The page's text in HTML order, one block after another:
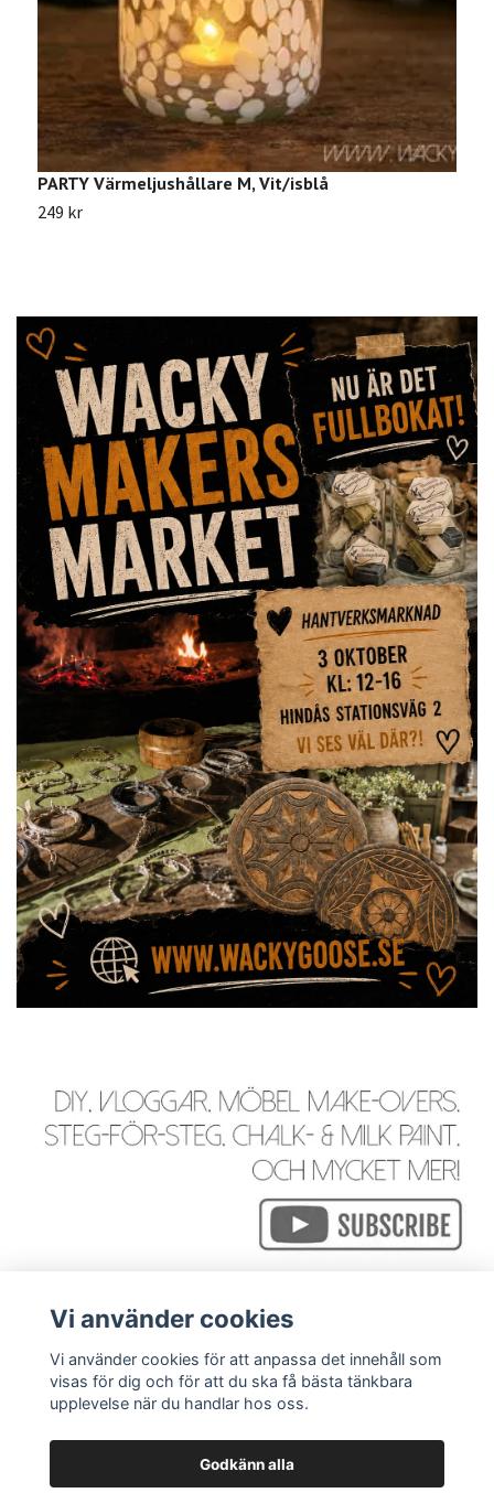
PARTY Värmeljushållare M, Vit/isblå
249 kr
Läs mer
Vi använder cookies
Vi använder cookies för att anpassa det innehåll som
visas för dig och för att du ska få bästa tänkbara
upplevelse när du handlar hos oss.
Godkänn alla